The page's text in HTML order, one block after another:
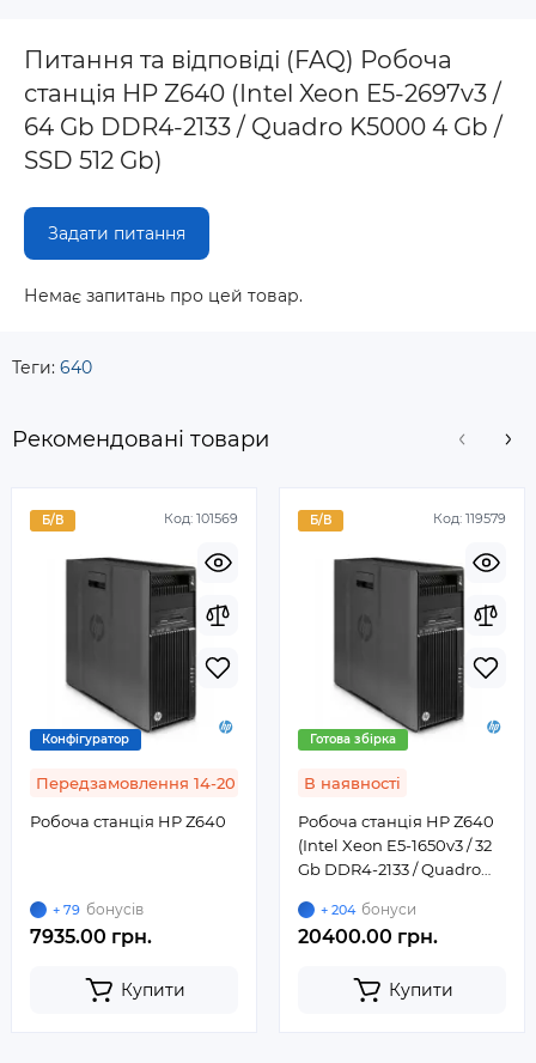
Питання та відповіді (FAQ) Робоча
станція HP Z640 (Intel Xeon E5-2697v3 /
64 Gb DDR4-2133 / Quadro K5000 4 Gb /
SSD 512 Gb)
Задати питання
Немає запитань про цей товар.
Теги: 640
Рекомендовані товари
Б/В
Конфігуратор
Код: 101569
Передзамовлення 14-20 днів
Робоча станція HP Z640
+ 79 бонусів
7935.00 грн.
Купити
Б/В
Готова збірка
Код: 119579
В наявностi
Робоча станція HP Z640
(Intel Xeon E5-1650v3 / 32
Gb DDR4-2133 / Quadro
+ 204 бонуси
20400.00 грн.
Купити